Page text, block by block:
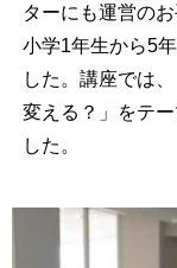
ターにも運営の
小学1年生から5
した。講座では
変える？」をテ
した。